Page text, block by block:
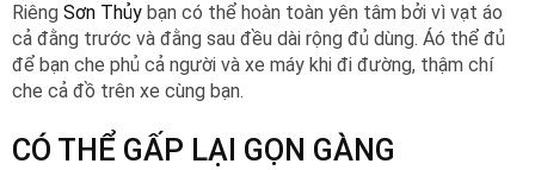
Riêng Sơn Thủy bạn có thể hoàn toàn yên tâm bởi vì vạt áo
cả đằng trước và đằng sau đều dài rộng đủ dùng. Áó thể đủ
để bạn che phủ cả người và xe máy khi đi đường, thậm chí
che cả đồ trên xe cùng bạn.
CÓ THỂ GẤP LẠI GỌN GÀNG